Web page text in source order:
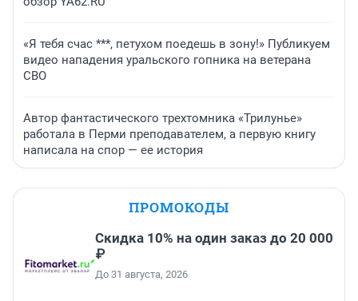
«Я тебя счас ***, петухом поедешь в зону!» Публикуем
видео нападения уральского гопника на ветерана
СВО
Автор фантастического трехтомника «Трилунье»
работала в Перми преподавателем, а первую книгу
написала на спор — ее история
ПРОМОКОДЫ
Скидка 10% на один заказ до 20 000
₽
До 31 августа, 2026